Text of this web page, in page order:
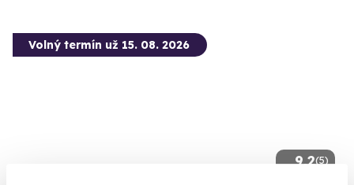
9.2(5)
Volný termín už 15. 08. 2026